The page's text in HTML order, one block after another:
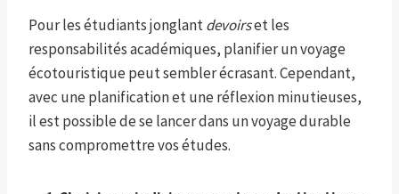
Pour les étudiants jonglantdevoirset les
responsabilités académiques, planifier un voyage
écotouristique peut sembler écrasant. Cependant,
avec une planification et une réflexion minutieuses,
il est possible de se lancer dans un voyage durable
sans compromettre vos études.